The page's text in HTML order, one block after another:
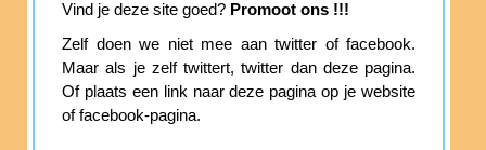
Vind je deze site goed? Promoot ons !!!
Zelf doen we niet mee aan twitter of facebook.
Maar als je zelf twittert, twitter dan deze pagina.
Of plaats een link naar deze pagina op je website
of facebook-pagina.